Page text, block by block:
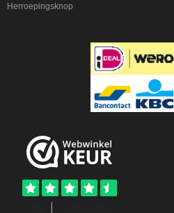
Herroepingsknop